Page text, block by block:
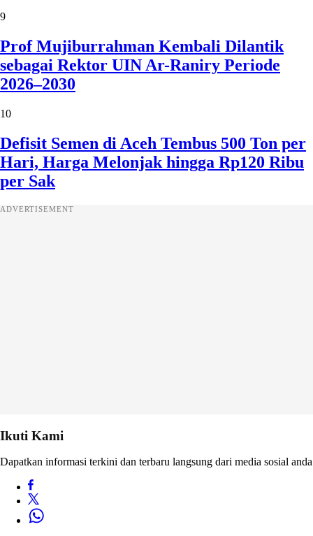
9
Prof Mujiburrahman Kembali Dilantik
sebagai Rektor UIN Ar-Raniry Periode
2026–2030
10
Defisit Semen di Aceh Tembus 500 Ton per
Hari, Harga Melonjak hingga Rp120 Ribu
per Sak
ADVERTISEMENT
Ikuti Kami
Dapatkan informasi terkini dan terbaru langsung dari media sosial anda